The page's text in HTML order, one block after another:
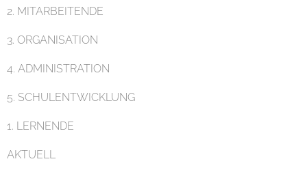
Unterricht
2. MITARBEITENDE
3. ORGANISATION
4. ADMINISTRATION
5. SCHULENTWICKLUNG
1. LERNENDE
AKTUELL